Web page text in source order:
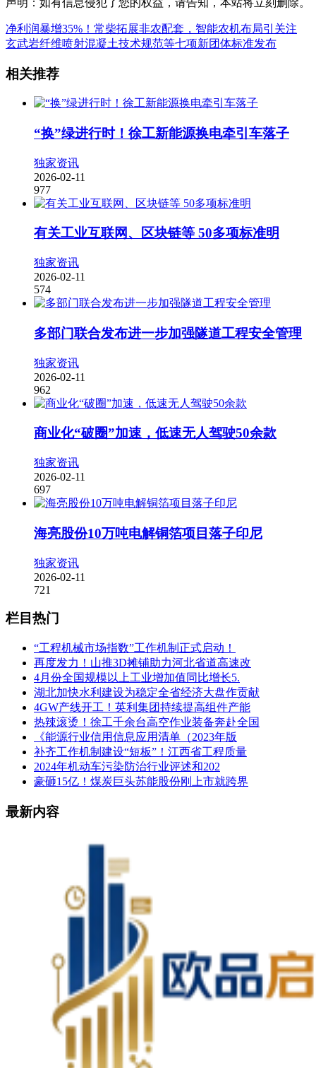
净利润暴增35%！常柴拓展非农配套，智能农机布局引关注
玄武岩纤维喷射混凝土技术规范等七项新团体标准发布
相关推荐
“换”绿进行时！徐工新能源换电牵引车落子
独家资讯
2026-02-11
977
有关工业互联网、区块链等 50多项标准明
独家资讯
2026-02-11
574
多部门联合发布进一步加强隧道工程安全管理
独家资讯
2026-02-11
962
商业化“破圈”加速，低速无人驾驶50余款
独家资讯
2026-02-11
697
海亮股份10万吨电解铜箔项目落子印尼
独家资讯
2026-02-11
721
栏目热门
“工程机械市场指数”工作机制正式启动！
再度发力！山推3D摊铺助力河北省道高速改
4月份全国规模以上工业增加值同比增长5.
湖北加快水利建设为稳定全省经济大盘作贡献
4GW产线开工！英利集团持续提高组件产能
热辣滚烫！徐工千余台高空作业装备奔赴全国
《能源行业信用信息应用清单（2023年版
补齐工作机制建设“短板”！江西省工程质量
2024年机动车污染防治行业评述和202
豪砸15亿！煤炭巨头苏能股份刚上市就跨界
最新内容